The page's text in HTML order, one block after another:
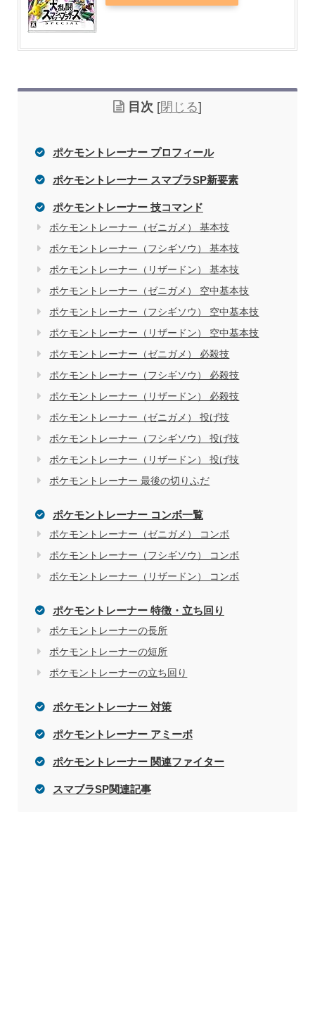
目次 [閉じる]
ポケモントレーナー プロフィール
ポケモントレーナー スマブラSP新要素
ポケモントレーナー 技コマンド
ポケモントレーナー（ゼニガメ） 基本技
ポケモントレーナー（フシギソウ） 基本技
ポケモントレーナー（リザードン） 基本技
ポケモントレーナー（ゼニガメ） 空中基本技
ポケモントレーナー（フシギソウ） 空中基本技
ポケモントレーナー（リザードン） 空中基本技
ポケモントレーナー（ゼニガメ） 必殺技
ポケモントレーナー（フシギソウ） 必殺技
ポケモントレーナー（リザードン） 必殺技
ポケモントレーナー（ゼニガメ） 投げ技
ポケモントレーナー（フシギソウ） 投げ技
ポケモントレーナー（リザードン） 投げ技
ポケモントレーナー 最後の切りふだ
ポケモントレーナー コンボ一覧
ポケモントレーナー（ゼニガメ） コンボ
ポケモントレーナー（フシギソウ） コンボ
ポケモントレーナー（リザードン） コンボ
ポケモントレーナー 特徴・立ち回り
ポケモントレーナーの長所
ポケモントレーナーの短所
ポケモントレーナーの立ち回り
ポケモントレーナー 対策
ポケモントレーナー アミーボ
ポケモントレーナー 関連ファイター
スマブラSP関連記事